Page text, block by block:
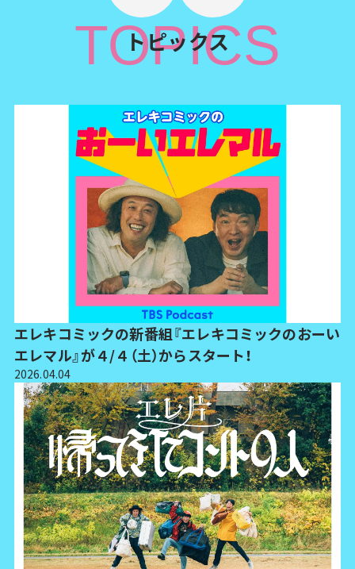
トピックス
TOPICS
エレキコミックの新番組『エレキコミックのおーい
エレマル』が４/４（土）からスタート！
2026.04.04